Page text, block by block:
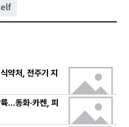
약처, 전주기 지
…동화·카켄, 피